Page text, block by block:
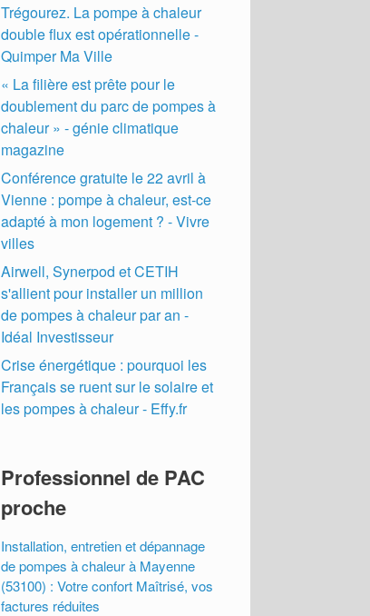
Trégourez. La pompe à chaleur
double flux est opérationnelle -
Quimper Ma Ville
« La filière est prête pour le
doublement du parc de pompes à
chaleur » - génie climatique
magazine
Conférence gratuite le 22 avril à
Vienne : pompe à chaleur, est-ce
adapté à mon logement ? - Vivre
villes
Airwell, Synerpod et CETIH
s'allient pour installer un million
de pompes à chaleur par an -
Idéal Investisseur
Crise énergétique : pourquoi les
Français se ruent sur le solaire et
les pompes à chaleur - Effy.fr
Professionnel de PAC
proche
Installation, entretien et dépannage
de pompes à chaleur à Mayenne
(53100) : Votre confort Maîtrisé, vos
factures réduites